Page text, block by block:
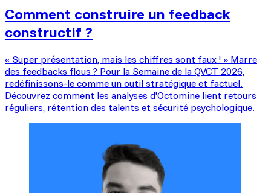
Comment construire un feedback
constructif ?
« Super présentation, mais les chiffres sont faux ! » Marre
des feedbacks flous ? Pour la Semaine de la QVCT 2026,
redéfinissons-le comme un outil stratégique et factuel.
Découvrez comment les analyses d'Octomine lient retours
réguliers, rétention des talents et sécurité psychologique.